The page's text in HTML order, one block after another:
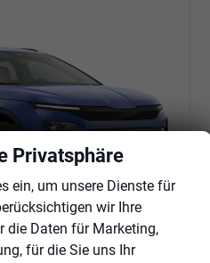
Privatsphäre
ein, um unsere Dienste für
wir Ihre
die Daten für Marketing,
für die Sie uns Ihr